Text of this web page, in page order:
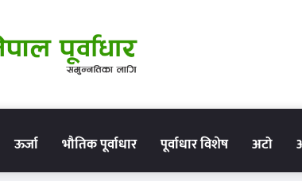
गृहपृष्ठऊर्जा भौतिक पूर्वाधार पूर्वाधार विशेष अटो